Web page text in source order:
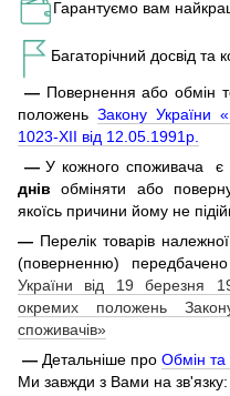
Гарантуємо вам
Багаторічний досвід та
— Повернення або обмін
положень Закону України
1023-XII від 12.05.1991р.
—У кожного споживача є
днів обміняти або
якоїсь причини йому не
— Перелік товарів
(поверненню) передбачено
України від 19 березня
окремих положень
споживачів»
— Детальніше про Обмін та
Ми завжди з Вами на зв'язку: